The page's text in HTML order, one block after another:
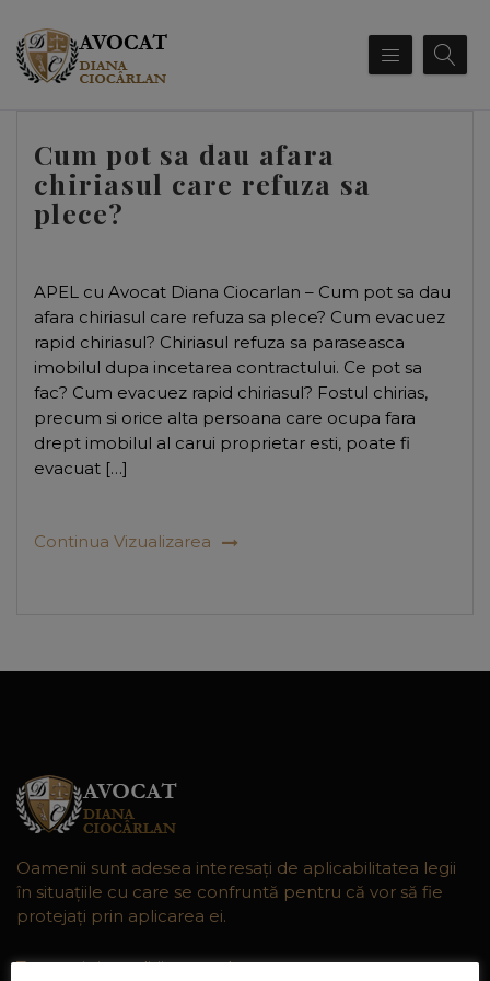
Cum pot sa dau afara
chiriasul care refuza sa
plece?
APEL cu Avocat Diana Ciocarlan – Cum pot sa dau
afara chiriasul care refuza sa plece? Cum evacuez
rapid chiriasul? Chiriasul refuza sa paraseasca
imobilul dupa incetarea contractului. Ce pot sa
fac? Cum evacuez rapid chiriasul? Fostul chirias,
precum si orice alta persoana care ocupa fara
drept imobilul al carui proprietar esti, poate fi
evacuat […]
Continua Vizualizarea
Oamenii sunt adesea interesaţi de aplicabilitatea legii
în situaţiile cu care se confruntă pentru că vor să fie
protejaţi prin aplicarea ei.
Termeni si conditii generale